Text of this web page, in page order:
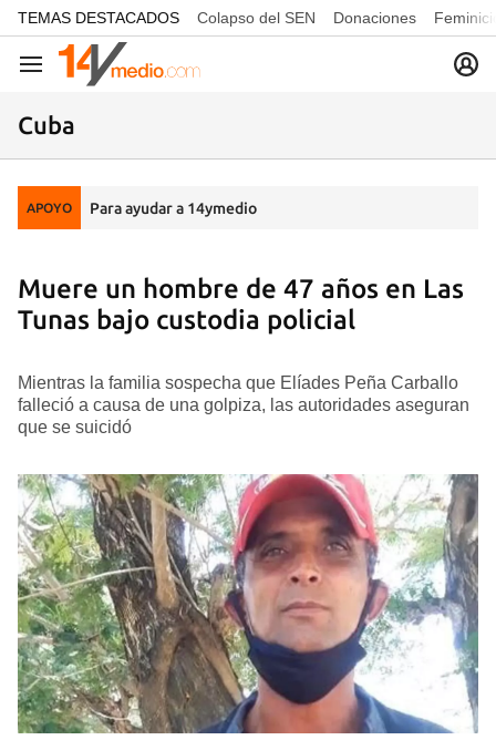
common.go-to-content
TEMAS DESTACADOS Colapso del SEN Donaciones
Navegación
Cuba
APOYO Para ayudar a 14ymedio
Muere un hombre de 47 años en Las
Tunas bajo custodia policial
Mientras la familia sospecha que Elíades Peña Carballo
falleció a causa de una golpiza, las autoridades aseguran
que se suicidó